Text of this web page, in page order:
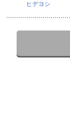
ヒデヨシ